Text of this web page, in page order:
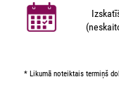
* Likumā noteiktais termiņš